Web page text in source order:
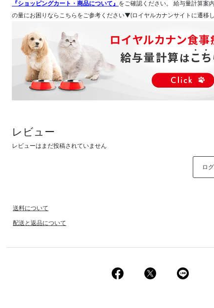
『ショッピングカート・商品について』 をご確認ください。 給与量計算案
の量にお困りならこちらをご参考ください▼(ロイヤルカナンサイトに遷移
レビュー
レビューはまだ投稿されていません
ロ
送料について
配送と返品について